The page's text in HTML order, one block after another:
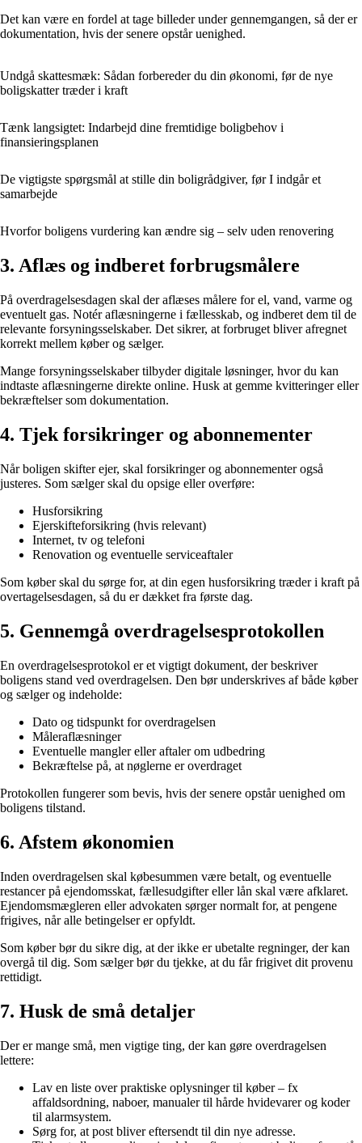
Det kan være en fordel at tage billeder under gennemgangen, så der er
dokumentation, hvis der senere opstår uenighed.
Undgå skattesmæk: Sådan forbereder du din økonomi, før de nye
boligskatter træder i kraft
Tænk langsigtet: Indarbejd dine fremtidige boligbehov i
finansieringsplanen
De vigtigste spørgsmål at stille din boligrådgiver, før I indgår et
samarbejde
Hvorfor boligens vurdering kan ændre sig – selv uden renovering
3. Aflæs og indberet forbrugsmålere
På overdragelsesdagen skal der aflæses målere for el, vand, varme og
eventuelt gas. Notér aflæsningerne i fællesskab, og indberet dem til de
relevante forsyningsselskaber. Det sikrer, at forbruget bliver afregnet
korrekt mellem køber og sælger.
Mange forsyningsselskaber tilbyder digitale løsninger, hvor du kan
indtaste aflæsningerne direkte online. Husk at gemme kvitteringer eller
bekræftelser som dokumentation.
4. Tjek forsikringer og abonnementer
Når boligen skifter ejer, skal forsikringer og abonnementer også
justeres. Som sælger skal du opsige eller overføre:
Husforsikring
Ejerskifteforsikring (hvis relevant)
Internet, tv og telefoni
Renovation og eventuelle serviceaftaler
Som køber skal du sørge for, at din egen husforsikring træder i kraft på
overtagelsesdagen, så du er dækket fra første dag.
5. Gennemgå overdragelsesprotokollen
En overdragelsesprotokol er et vigtigt dokument, der beskriver
boligens stand ved overdragelsen. Den bør underskrives af både køber
og sælger og indeholde:
Dato og tidspunkt for overdragelsen
Måleraflæsninger
Eventuelle mangler eller aftaler om udbedring
Bekræftelse på, at nøglerne er overdraget
Protokollen fungerer som bevis, hvis der senere opstår uenighed om
boligens tilstand.
6. Afstem økonomien
Inden overdragelsen skal købesummen være betalt, og eventuelle
restancer på ejendomsskat, fællesudgifter eller lån skal være afklaret.
Ejendomsmægleren eller advokaten sørger normalt for, at pengene
frigives, når alle betingelser er opfyldt.
Som køber bør du sikre dig, at der ikke er ubetalte regninger, der kan
overgå til dig. Som sælger bør du tjekke, at du får frigivet dit provenu
rettidigt.
7. Husk de små detaljer
Der er mange små, men vigtige ting, der kan gøre overdragelsen
lettere:
Lav en liste over praktiske oplysninger til køber – fx
affaldsordning, naboer, manualer til hårde hvidevarer og koder
til alarmsystem.
Sørg for, at post bliver eftersendt til din nye adresse.